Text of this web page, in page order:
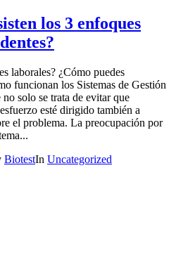
los 3 enfoques
laborales? ¿Cómo puedes
funcionan los Sistemas de Gestión
solo se trata de evitar que
esté dirigido también a
el problema. La preocupación por
BiotestIn Uncategorized